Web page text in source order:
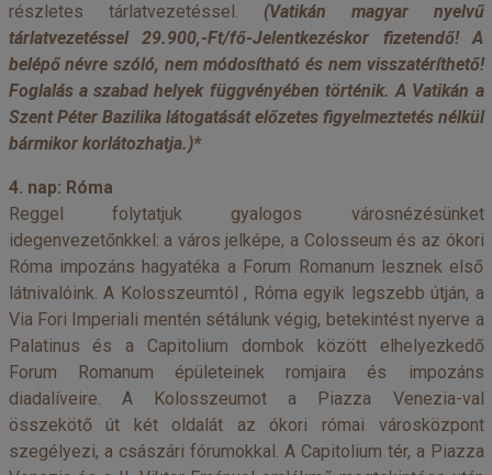
részletes tárlatvezetéssel. (Vatikán magyar nyelvű
tárlatvezetéssel 29.900,-Ft/fő-Jelentkezéskor fizetendő! A
belépő névre szóló, nem módosítható és nem visszatéríthető!
Foglalás a szabad helyek függvényében történik. A Vatikán a
Szent Péter Bazilika látogatását előzetes figyelmeztetés nélkül
bármikor korlátozhatja.)*
4. nap: Róma
Reggel folytatjuk gyalogos városnézésünket
idegenvezetőnkkel: a város jelképe, a Colosseum és az ókori
Róma impozáns hagyatéka a Forum Romanum lesznek első
látnivalóink. A Kolosszeumtól , Róma egyik legszebb útján, a
Via Fori Imperiali mentén sétálunk végig, betekintést nyerve a
Palatinus és a Capitolium dombok között elhelyezkedő
Forum Romanum épületeinek romjaira és impozáns
diadalíveire. A Kolosszeumot a Piazza Venezia-val
összekötő út két oldalát az ókori római városközpont
szegélyezi, a császári fórumokkal. A Capitolium tér, a Piazza